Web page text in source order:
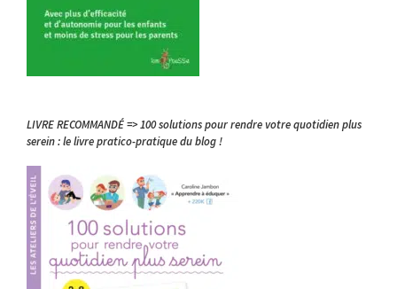
LIVRE RECOMMANDÉ => 100 solutions pour rendre votre quotidien plus
serein : le livre pratico-pratique du blog !